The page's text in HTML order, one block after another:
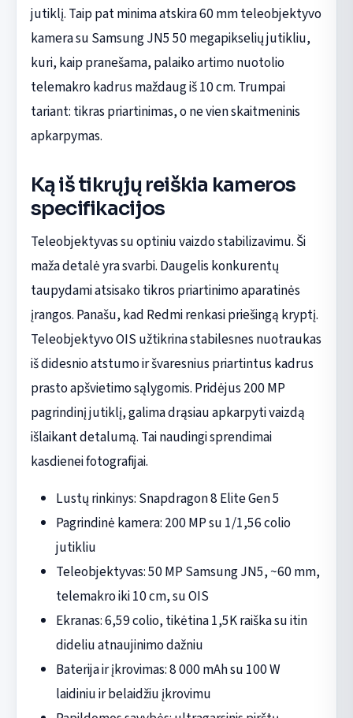
jutiklį. Taip pat minima atskira 60 mm teleobjektyvo
kamera su Samsung JN5 50 megapikselių jutikliu,
kuri, kaip pranešama, palaiko artimo nuotolio
telemakro kadrus maždaug iš 10 cm. Trumpai
tariant: tikras priartinimas, o ne vien skaitmeninis
apkarpymas.
Ką iš tikrųjų reiškia kameros
specifikacijos
Teleobjektyvas su optiniu vaizdo stabilizavimu. Ši
maža detalė yra svarbi. Daugelis konkurentų
taupydami atsisako tikros priartinimo aparatinės
įrangos. Panašu, kad Redmi renkasi priešingą kryptį.
Teleobjektyvo OIS užtikrina stabilesnes nuotraukas
iš didesnio atstumo ir švaresnius priartintus kadrus
prasto apšvietimo sąlygomis. Pridėjus 200 MP
pagrindinį jutiklį, galima drąsiau apkarpyti vaizdą
išlaikant detalumą. Tai naudingi sprendimai
kasdienei fotografijai.
Lustų rinkinys: Snapdragon 8 Elite Gen 5
Pagrindinė kamera: 200 MP su 1/1,56 colio
jutikliu
Teleobjektyvas: 50 MP Samsung JN5, ~60 mm,
telemakro iki 10 cm, su OIS
Ekranas: 6,59 colio, tikėtina 1,5K raiška su itin
dideliu atnaujinimo dažniu
Baterija ir įkrovimas: 8 000 mAh su 100 W
laidiniu ir belaidžiu įkrovimu